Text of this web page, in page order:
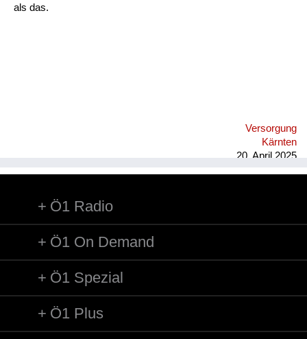
als das.
Versorgung
Kärnten
20. April 2025
Ö1 Radio
Ö1 On Demand
Ö1 Spezial
Ö1 Plus